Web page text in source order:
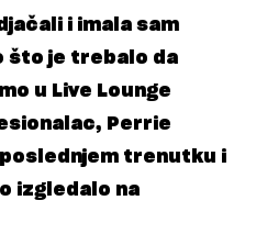
i imala sam
što je trebalo da
u Live Lounge
Perrie
poslednjem trenutku i
izgledalo na